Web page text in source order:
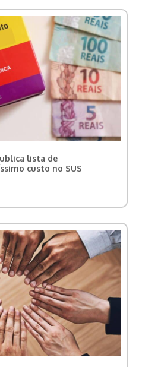
lista de
custo no SUS